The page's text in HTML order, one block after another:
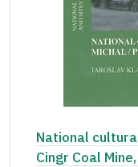
National
Cingr Coal